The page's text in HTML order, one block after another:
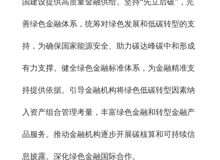
善绿色金融体系，统筹对绿色发展和低碳转型的支
持，为确保国家能源安全、助力碳达峰碳中和形成
有力支撑。健全绿色金融标准体系，为金融精准支
持提供依据。引导金融机构将绿色低碳转型因素纳
入资产组合管理考量，丰富绿色金融和转型金融产
品服务。推动金融机构逐步开展碳核算和可持续信
息披露。深化绿色金融国际合作。